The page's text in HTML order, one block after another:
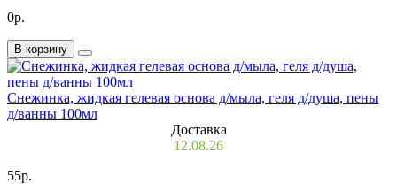
0р.
В корзину
Снежинка, жидкая гелевая основа д/мыла, геля д/душа, пены
д/ванны 100мл
Доставка
12.08.26
55р.